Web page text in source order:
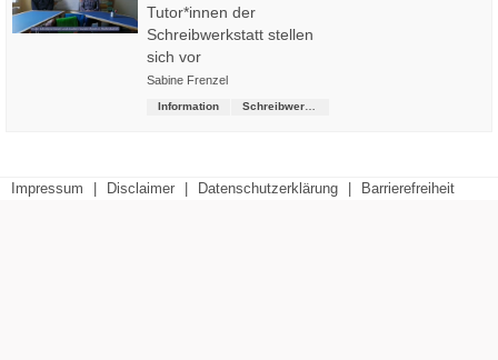
Tutor*innen der
Schreibwerkstatt stellen
sich vor
Sabine Frenzel
Information
Impressum Disclaimer Datenschutzerklärung Barrierefreiheit